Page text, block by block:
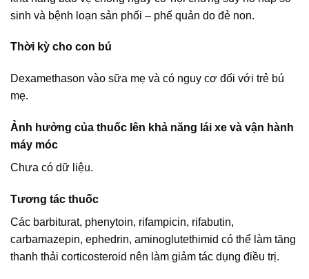
sinh và bệnh loạn sản phối – phế quản do đẻ non.
Thời kỳ cho con bú
Dexamethason vào sữa mẹ và có nguy cơ đối với trẻ bú
mẹ.
Ảnh hưởng của thuốc lên khả năng lái xe và vận hành
máy móc
Chưa có dữ liệu.
Tương tác thuốc
Các barbiturat, phenytoin, rifampicin, rifabutin,
carbamazepin, ephedrin, aminoglutethimid có thể làm tăng
thanh thải corticosteroid nên làm giảm tác dụng điều trị.